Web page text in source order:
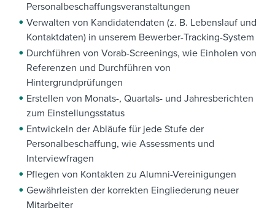
Personalbeschaffungsveranstaltungen
Verwalten von Kandidatendaten (z. B. Lebenslauf und
Kontaktdaten) in unserem Bewerber-Tracking-System
Durchführen von Vorab-Screenings, wie Einholen von
Referenzen und Durchführen von
Hintergrundprüfungen
Erstellen von Monats-, Quartals- und Jahresberichten
zum Einstellungsstatus
Entwickeln der Abläufe für jede Stufe der
Personalbeschaffung, wie Assessments und
Interviewfragen
Pflegen von Kontakten zu Alumni-Vereinigungen
Gewährleisten der korrekten Eingliederung neuer
Mitarbeiter